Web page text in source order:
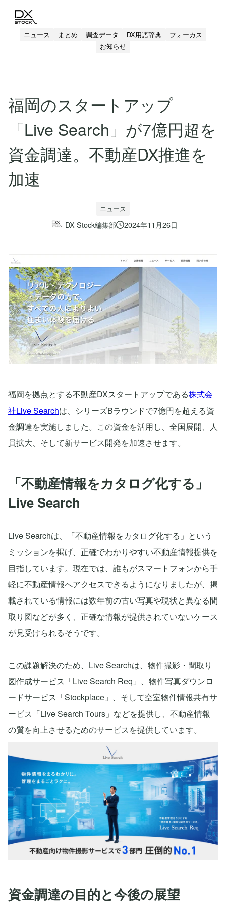
ニュース まとめ 調査データ DX用語辞典
フォーカス
お知らせ
福岡のスタートアップ
「Live Search」が7億円超を
資金調達。不動産DX推進を
加速
ニュース
DX Stock編集部 2024年11月26日
福岡を拠点とする不動産DXスタートアップである株式会
社Live Searchは、シリーズBラウンドで7億円を超える資
金調達を実施しました。この資金を活用し、全国展開、人
員拡大、そして新サービス開発を加速させます。
「不動産情報をカタログ化する」
Live Search
Live Searchは、「不動産情報をカタログ化する」という
ミッションを掲げ、正確でわかりやすい不動産情報提供を
目指しています。現在では、誰もがスマートフォンから手
軽に不動産情報へアクセスできるようになりましたが、掲
載されている情報には数年前の古い写真や現状と異なる間
取り図などが多く、正確な情報が提供されていないケース
が見受けられるそうです。
この課題解決のため、Live Searchは、物件撮影・間取り
図作成サービス「Live Search Req」、物件写真ダウンロ
ードサービス「Stockplace」、そして空室物件情報共有サ
ービス「Live Search Tours」などを提供し、不動産情報
の質を向上させるためのサービスを提供しています。
資金調達の目的と今後の展望